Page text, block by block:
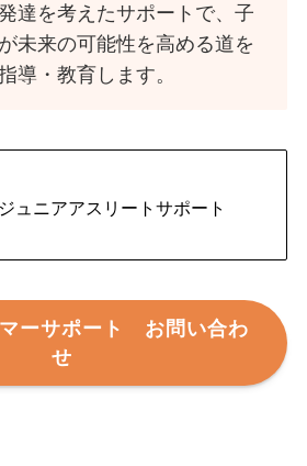
達を考えたサポートで、子
未来の可能性を高める道を
導・教育します。
ジュニアアスリートサポート
ーサポート お問い合わ
せ